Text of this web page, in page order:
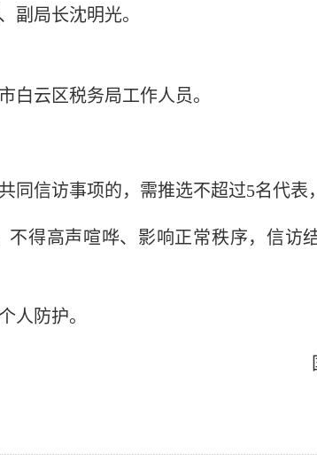
、副局长沈明光。
白云区税务局工作人员。
同信访事项的，需推选不超过5名代表
不得高声喧哗、影响正常秩序，信访
人防护。